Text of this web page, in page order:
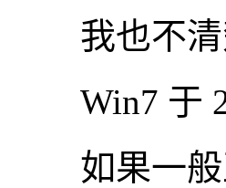
我也不
Win7 于
如果一